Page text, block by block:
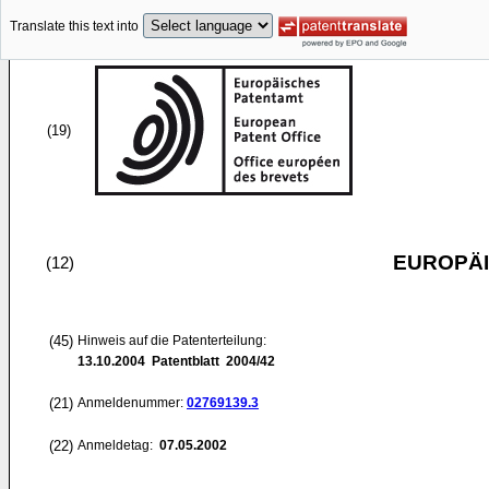
Translate this text into
(19)
(12)
(45) Hinweis auf die Patenterteilung:
13.10.2004 Patentblatt 2004/42
(21) Anmeldenummer: 02769139.3
(22) Anmeldetag: 07.05.2002